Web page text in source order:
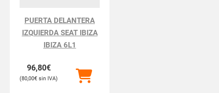
PUERTA DELANTERA
IZQUIERDA SEAT IBIZA
IBIZA 6L1
96,80€
80,00€